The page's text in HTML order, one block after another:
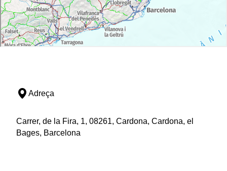
Adreça
Carrer, de la Fira, 1, 08261, Cardona, Cardona, el
Bages, Barcelona